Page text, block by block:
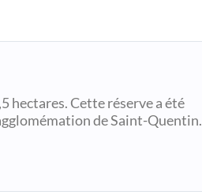
hectares. Cette réserve a été
de Saint-Quentin.